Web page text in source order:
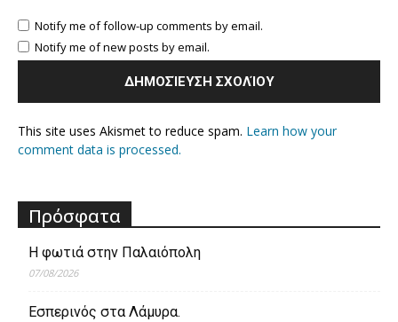
Notify me of follow-up comments by email.
Notify me of new posts by email.
This site uses Akismet to reduce spam. Learn how your
comment data is processed.
Πρόσφατα
Η φωτιά στην Παλαιόπολη
07/08/2026
Εσπερινός στα Λάμυρα.